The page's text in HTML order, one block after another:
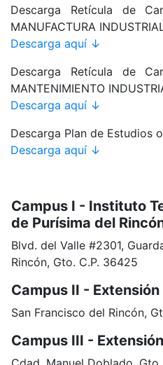
Descarga Retícula de
MANUFACTURA
Descarga aquí ↓
Descarga Retícula de
MANTENIMIENTO
Descarga aquí ↓
Descarga Plan de Estudios
Descarga aquí ↓
Campus I - Instituto
de Purísima del
Blvd. del Valle #2301,
Rincón, Gto. C.P. 36425
Campus II -
San Francisco del Rincón,
Campus III -